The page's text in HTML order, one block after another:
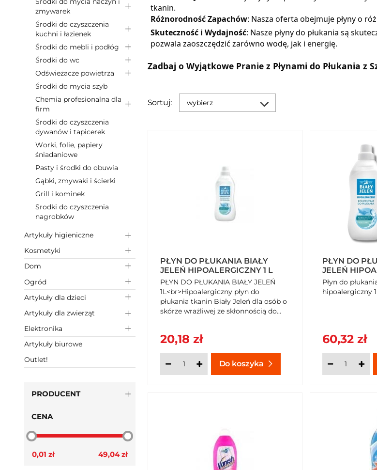
zmywarek
Środki do czyszczenia
kuchni i łazienek
Środki do mebli i podłóg
Środki do wc
Odświeżacze powietrza
Środki do mycia szyb
Chemia profesionalna dla
firm
Środki do czyszczenia
dywanów i tapicerek
Worki, folie, papiery
śniadaniowe
Pasty i środki do obuwia
Gąbki, zmywaki i ścierki
Grill i kominek
Srodki do czyszczenia
nagrobków
Artykuły higieniczne
Kosmetyki
Dom
Ogród
Artykuły dla dzieci
Artykuły dla zwierząt
Elektronika
Artykuły biurowe
Outlet!
PRODUCENT
CENA
0,01 zł 49,04 zł
tkanin.
Różnorodność Zapachów: Nasza oferta obejmuje płyny o
Skuteczność i Wydajność: Nasze płyny do płukania są
pozwala zaoszczędzić zarówno wodę, jak i energię.
Zadbaj o Wyjątkowe Pranie z Płynami do Płukania z
Sortuj: wybierz
PŁYN DO PŁUKANIA BIAŁY
JELEŃ HIPOALERGICZNY 1 L
PŁYN DO PŁUKANIA BIAŁY JELEŃ
1L<br>Hipoalergiczny płyn do
płukania tkanin Biały Jeleń dla osób o
skórze wrażliwej ze skłonnością do...
20,18 zł
Do koszyka
PŁYN DO
JELEŃ
SZTUKI
Płyn do
hipoalergiczny
60,32 zł